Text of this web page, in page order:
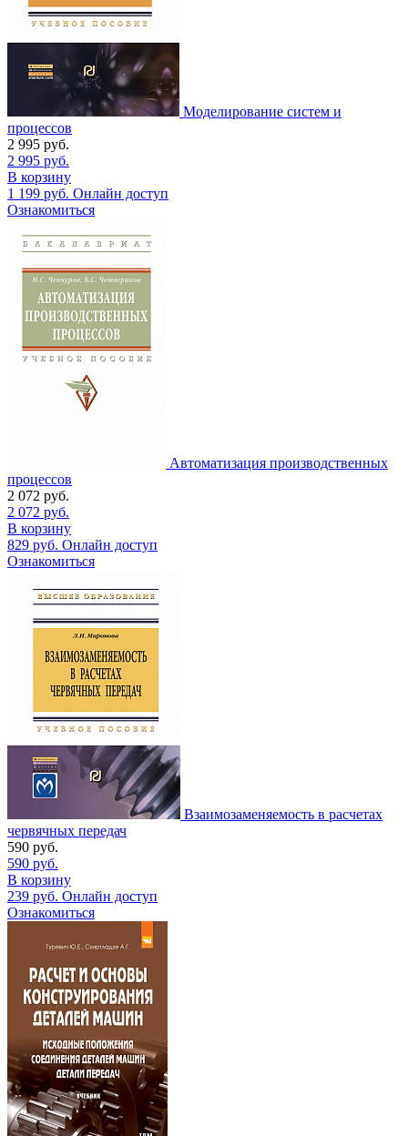
Моделирование систем и
процессов
2 995 руб.
2 995 руб.
В корзину
1 199 руб. Онлайн доступ
Ознакомиться
Автоматизация производственных
процессов
2 072 руб.
2 072 руб.
В корзину
829 руб. Онлайн доступ
Ознакомиться
Взаимозаменяемость в расчетах
червячных передач
590 руб.
590 руб.
В корзину
239 руб. Онлайн доступ
Ознакомиться